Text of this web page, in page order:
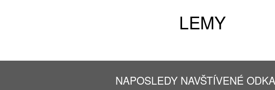
LEMY
NAPOSLEDY NAVŠTÍVENÉ